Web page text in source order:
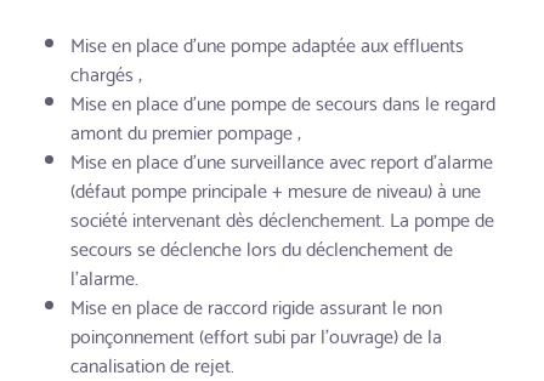
Mise en place d'une pompe adaptée aux effluents
chargés ;
Mise en place d'une pompe de secours dans le regard
amont du premier pompage ;
Mise en place d'une surveillance avec report d'alarme
(défaut pompe principale + mesure de niveau) à une
société intervenant dès déclenchement. La pompe de
secours se déclenche lors du déclenchement de
l'alarme.
Mise en place de raccord rigide assurant le non
poinçonnement (effort subi par l'ouvrage) de la
canalisation de rejet.